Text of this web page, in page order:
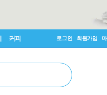
커피 로그인 회원가입